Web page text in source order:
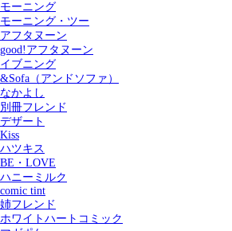
モーニング
モーニング・ツー
アフタヌーン
good!アフタヌーン
イブニング
&Sofa（アンドソファ）
なかよし
別冊フレンド
デザート
Kiss
ハツキス
BE・LOVE
ハニーミルク
comic tint
姉フレンド
ホワイトハートコミック